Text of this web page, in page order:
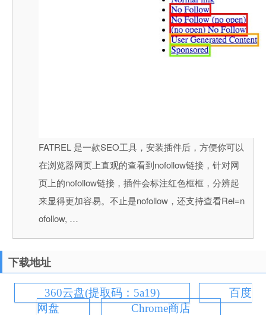
FATREL 是一款SEO工具，安装插件后，方便你可以
在浏览器网页上直观的查看到nofollow链接，针对网
页上的nofollow链接，插件会标注红色框框，分辨起
来显得更加容易。不止是nofollow，还支持查看Rel=n
ofollow, …
下载地址
360云盘(提取码：5a19)
百度
网盘
Chrome商店